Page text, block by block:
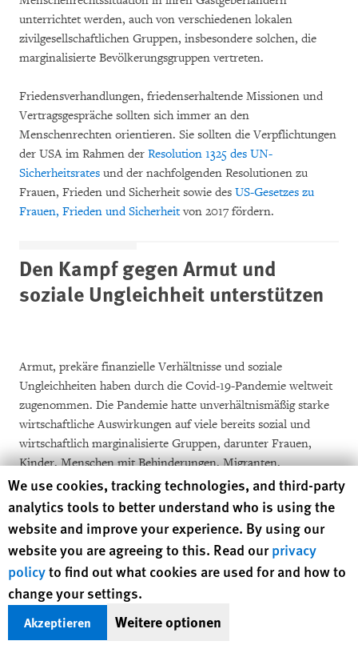
unterrichtet werden, auch von verschiedenen lokalen
zivilgesellschaftlichen Gruppen, insbesondere solchen, die
marginalisierte Bevölkerungsgruppen vertreten.
Friedensverhandlungen, friedenserhaltende Missionen und
Vertragsgespräche sollten sich immer an den
Menschenrechten orientieren. Sie sollten die Verpflichtungen
der USA im Rahmen der Resolution 1325 des UN-
Sicherheitsrates und der nachfolgenden Resolutionen zu
Frauen, Frieden und Sicherheit sowie des US-Gesetzes zu
Frauen, Frieden und Sicherheitvon 2017 fördern.
Den Kampf gegen Armut und
soziale Ungleichheitunterstützen
Armut, prekäre finanzielle Verhältnisse und soziale
Ungleichheiten haben durch die Covid-19-Pandemie weltweit
zugenommen. Die Pandemie hatte unverhältnismäßig starke
wirtschaftliche Auswirkungen auf viele bereits sozial und
wirtschaftlich marginalisierte Gruppen, darunter Frauen,
Kinder, Menschen mit Behinderungen, Migranten,
Beschäftigte des informellen Sektors und Menschen, die in
informellen Siedlungen leben.Sie bedroht ihre
Menschenrechte auf Nahrung, medizinische Versorgung,
Wohnung, Bildung und einen angemessenen Lebensstandard.
Die Weltbankschätzt, dass Covid-19 bis 2021 bis zu 150
Millionen weitere Menschen in extreme Armut stürzen wird,
was zu einer „höheren Einkommensungleichheit, geringerer
sozialer Mobilität unter den Schwachen und geringerer
Widerstandsfähigkeit gegenüber zukünftigen Krisen“
Human Rights Watch cookie preferences
We use cookies, tracking technologies, and third-party
analytics tools to better understand who is using the
website and improve your experience. By using our
website you are agreeing to this. Read ourprivacy
policyto find out what cookies are used for and how to
change your settings.
Akzeptieren Weitere optionen